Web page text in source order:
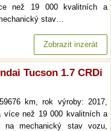
než 19 000 kvalitních a
stav…
Zobrazit inzerát
Tucson 1.7 CRDi
km, rok výroby: 2017,
více než 19 000 kvalitních a
na mechanický stav vozu,